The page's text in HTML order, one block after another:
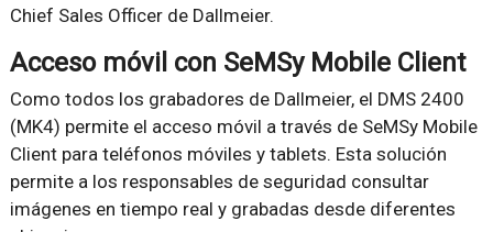
Chief Sales Officer de Dallmeier.
Acceso móvil con SeMSy Mobile Client
Como todos los grabadores de Dallmeier, el DMS 2400
(MK4) permite el acceso móvil a través de SeMSy Mobile
Client para teléfonos móviles y tablets. Esta solución
permite a los responsables de seguridad consultar
imágenes en tiempo real y grabadas desde diferentes